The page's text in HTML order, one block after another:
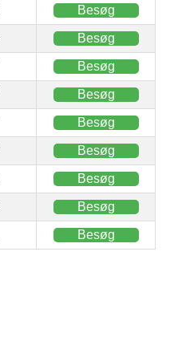
Besøg
Besøg
Besøg
Besøg
Besøg
Besøg
Besøg
Besøg
Besøg